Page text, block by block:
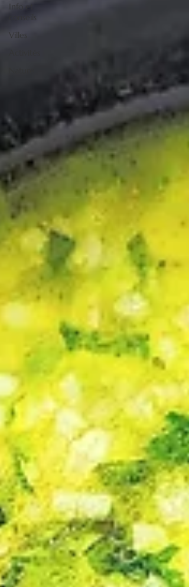
Info et
conseils
Villes